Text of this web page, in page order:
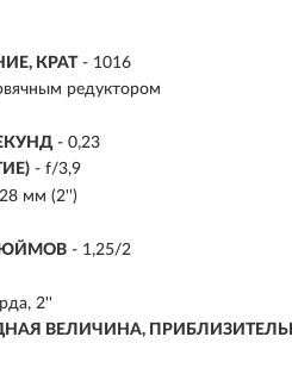
КРАТ - 1016
редуктором
- 0,23
- f/3,9
мм (2'')
- 1,25/2
2''
ВЕЛИЧИНА,